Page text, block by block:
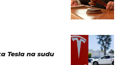
Tesla na sudu